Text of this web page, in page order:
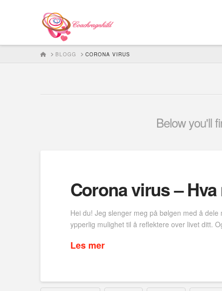
HOMEBLOGG CORONA VIRUS
Below you'll
Corona virus –
Hei du! Jeg slenger meg på bølgen med å
ypperlig mulighet til å reflektere over livet ditt.
Les mer